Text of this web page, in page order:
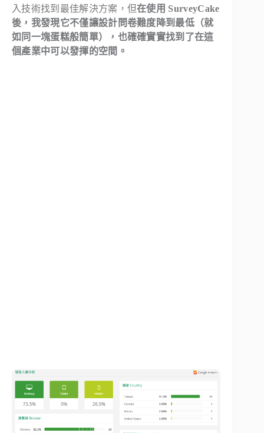
入技術找到最佳解決方案，但在使用 SurveyCake
後，我發現它不僅讓設計問卷難度降到最低（就
如同一塊蛋糕般簡單），也確確實實找到了在這
個產業中可以發揮的空間。